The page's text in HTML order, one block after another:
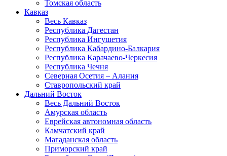
Томская область
Кавказ
Весь Кавказ
Республика Дагестан
Республика Ингушетия
Республика Кабардино-Балкария
Республика Карачаево-Черкесия
Республика Чечня
Северная Осетия – Алания
Ставропольский край
Дальний Восток
Весь Дальний Восток
Амурская область
Еврейская автономная область
Камчатский край
Магаданская область
Приморский край